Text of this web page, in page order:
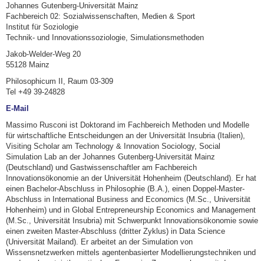
Johannes Gutenberg-Universität Mainz
Fachbereich 02: Sozialwissenschaften, Medien & Sport
Institut für Soziologie
Technik- und Innovationssoziologie, Simulationsmethoden
Jakob-Welder-Weg 20
55128 Mainz
Philosophicum II, Raum 03-309
Tel +49 39-24828
E-Mail
Massimo Rusconi ist Doktorand im Fachbereich Methoden und Modelle
für wirtschaftliche Entscheidungen an der Universität Insubria (Italien),
Visiting Scholar am Technology & Innovation Sociology, Social
Simulation Lab an der Johannes Gutenberg-Universität Mainz
(Deutschland) und Gastwissenschaftler am Fachbereich
Innovationsökonomie an der Universität Hohenheim (Deutschland). Er hat
einen Bachelor-Abschluss in Philosophie (B.A.), einen Doppel-Master-
Abschluss in International Business and Economics (M.Sc., Universität
Hohenheim) und in Global Entrepreneurship Economics and Management
(M.Sc., Universität Insubria) mit Schwerpunkt Innovationsökonomie sowie
einen zweiten Master-Abschluss (dritter Zyklus) in Data Science
(Universität Mailand). Er arbeitet an der Simulation von
Wissensnetzwerken mittels agentenbasierter Modellierungstechniken und